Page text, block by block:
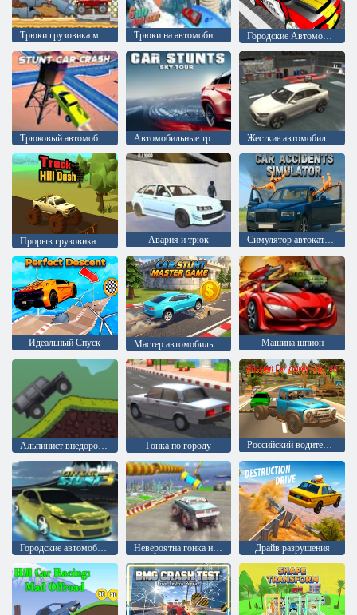
Трюки грузовика монстра Трюки на автомобиле на мега пандусе: Невозможные треки 3d Городские Автомобильные Трюки. Экстрим
Трюковый автомобиль Крушение Автомобильные трюки: Небесный тур Жесткие автомобильные трюки
Авария и трюк Симулятор автокатастроф
Идеальный Спуск Мастер автомобильных трюков Машина шпион
Альпинист внедорожник Гонка по городу Российский водитель: Зил 130
Невероятна гонка на грузовиках монстрах Драйв разрушения